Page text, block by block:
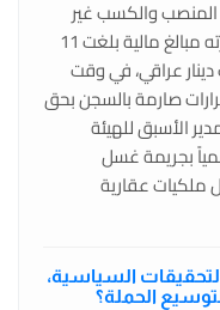
والكسب غير
المشروع، حيث ضبطت السلطات بحوزته مبالغ مالية بلغت 11
ونحو 4 مليارات دينار عراقي، في وقت
صارمة بالسجن بحق
الأسبق للهيئة
بجريمة غسل
ملكيات عقارية
السياسية،
الحملة؟